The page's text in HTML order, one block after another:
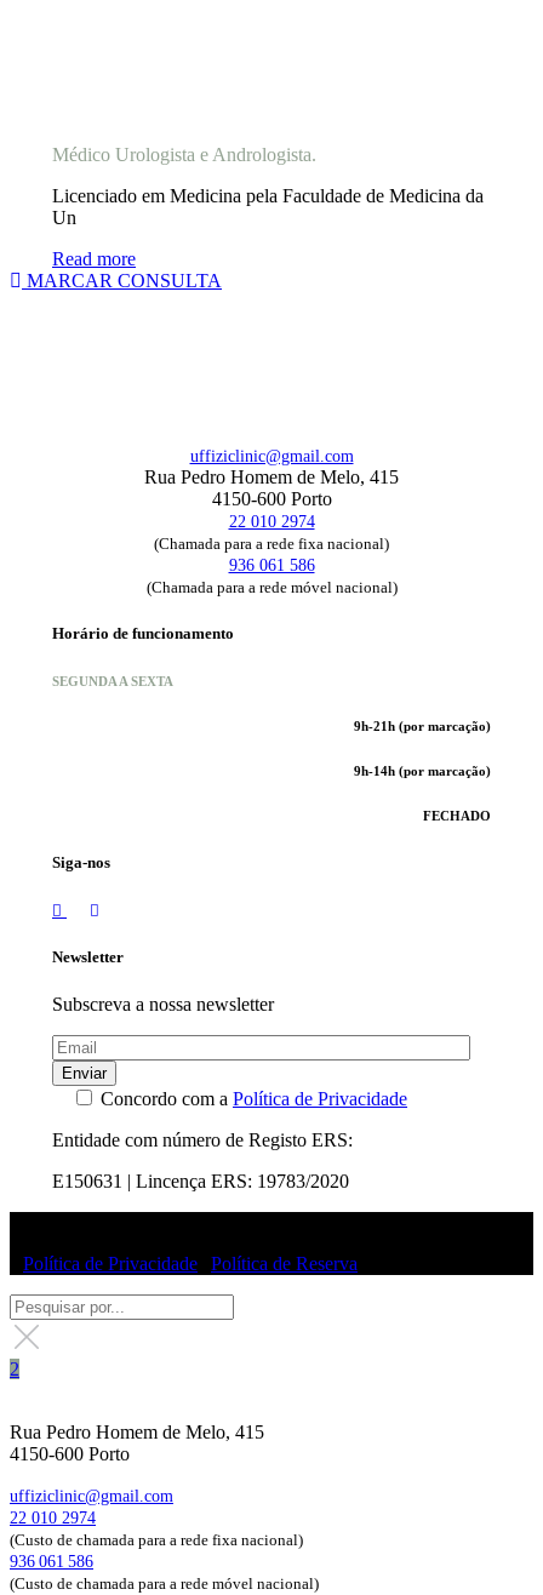
Médico Urologista e Andrologista.
Licenciado em Medicina pela Faculdade de Medicina da
Un
Read more
MARCAR CONSULTA
uffiziclinic@gmail.com
Rua Pedro Homem de Melo, 415
4150-600 Porto
22 010 2974
(Chamada para a rede fixa nacional)
936 061 586
(Chamada para a rede móvel nacional)
Horário de funcionamento
SEGUNDA A SEXTA
9h-21h (por marcação)
9h-14h (por marcação)
FECHADO
Siga-nos
Newsletter
Subscreva a nossa newsletter
Enviar
Concordo com a Política de Privacidade
Entidade com número de Registo ERS:
E150631 | Lincença ERS: 19783/2020
Política de Privacidade Política de Reserva
Rua Pedro Homem de Melo, 415
4150-600 Porto
uffiziclinic@gmail.com
22 010 2974
(Custo de chamada para a rede fixa nacional)
936 061 586
(Custo de chamada para a rede móvel nacional)